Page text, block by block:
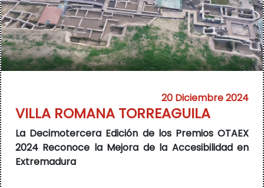
20 Diciembre 2024
VILLA ROMANA TORREAGUILA
La Decimotercera Edición de los Premios OTAEX
2024 Reconoce la Mejora de la Accesibilidad en
Extremadura